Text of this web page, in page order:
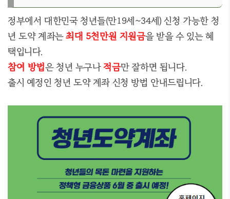
정부에서 대한민국 청년들(만19세~34세) 신청 가능한 청
년 도약 계좌는최대 5천만원 지원금을 받을 수 있는 혜
택입니다.
참여 방법은 청년 누구나적금만 잘하면 됩니다.
출시 예정인 청년 도약 계좌 신청 방법 안내드립니다.